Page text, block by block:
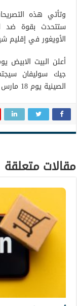
وتأتي هذه
ستتحدث بقوة ضد
الأويغور في إقليم
أعلن البيت الابيض
جيك سوليفان
الصينية يوم 18 مارس في أنكوراج بولاية ألاسكا .
مقالات متعلقة